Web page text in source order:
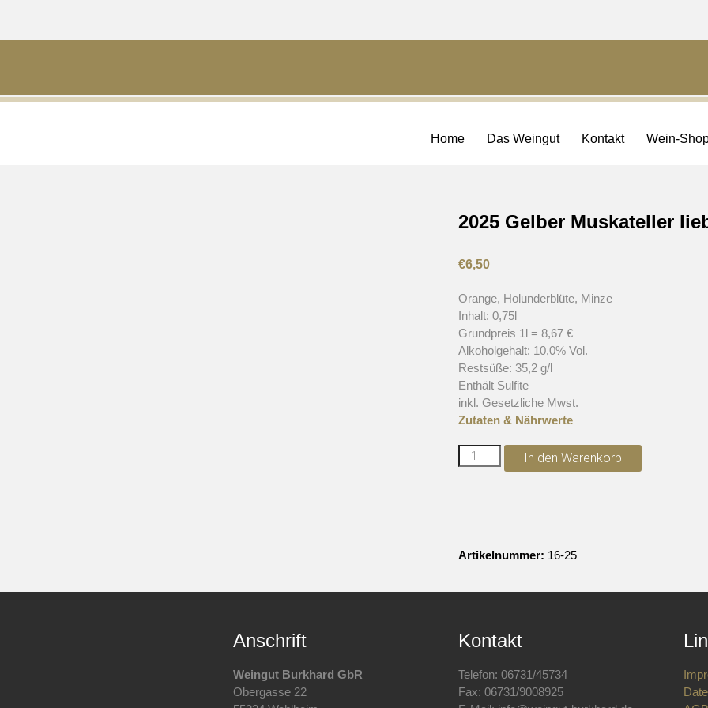
Home Das Weingut Kontakt Wein-
2025 Gelber Muskateller
€6,50
Orange, Holunderblüte, Minze
Inhalt: 0,75l
Grundpreis 1l = 8,67 €
Alkoholgehalt: 10,0% Vol.
Restsüße: 35,2 g/l
Enthält Sulfite
inkl. Gesetzliche Mwst.
Zutaten & Nährwerte
In den Warenkorb
Artikelnummer: 16-25
Anschrift
Weingut Burkhard GbR
Obergasse 22
Kontakt
Telefon: 06731/45734
Fax: 06731/9008925